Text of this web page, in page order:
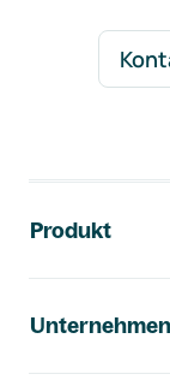
Produkt
Unternehmen